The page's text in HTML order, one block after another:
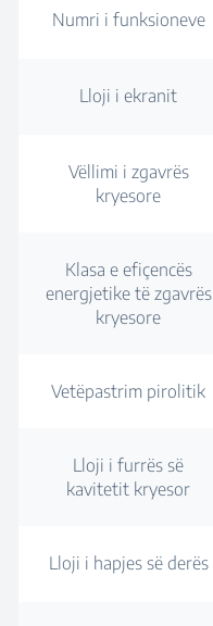
Numri i funksioneve
Lloji i ekranit
Vëllimi i zgavrës
kryesore
Klasa e efiçencës
energjetike të zgavrës
kryesore
Vetëpastrim pirolitik
Lloji i furrës së
kavitetit kryesor
Lloji i hapjes së derës